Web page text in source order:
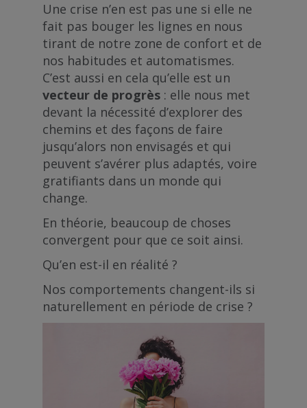
Une crise n’en est pas une si elle ne
fait pas bouger les lignes en nous
tirant de notre zone de confort et de
nos habitudes et automatismes.
C’est aussi en cela qu’elle est un
vecteur de progrès : elle nous met
devant la nécessité d’explorer des
chemins et des façons de faire
jusqu’alors non envisagés et qui
peuvent s’avérer plus adaptés, voire
gratifiants dans un monde qui
change.
En théorie, beaucoup de choses
convergent pour que ce soit ainsi.
Qu’en est-il en réalité ?
Nos comportements changent-ils si
naturellement en période de crise ?